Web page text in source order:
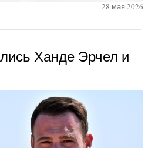
28 мая 2026
Ханде Эрчел и